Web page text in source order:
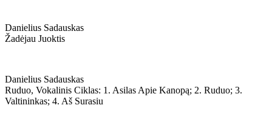
Danielius Sadauskas
Žadėjau Juoktis
Danielius Sadauskas
Ruduo, Vokalinis Ciklas: 1. Asilas Apie Kanopą; 2. Ruduo; 3.
Valtininkas; 4. Aš Surasiu